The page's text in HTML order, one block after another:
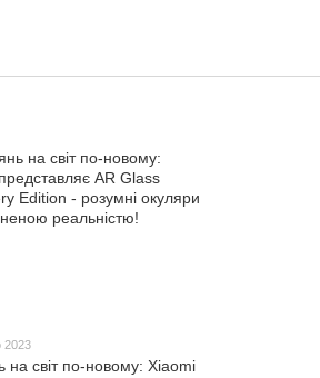
2023
на світ по-новому: Xiaomi